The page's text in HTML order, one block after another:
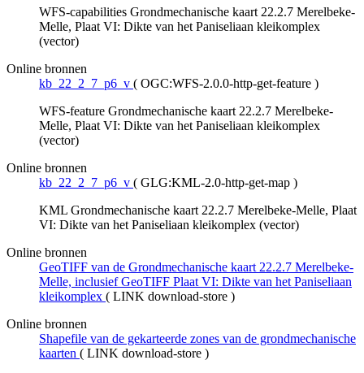
WFS-capabilities Grondmechanische kaart 22.2.7 Merelbeke-
Melle, Plaat VI: Dikte van het Paniseliaan kleikomplex
(vector)
Online bronnen
kb_22_2_7_p6_v ( OGC:WFS-2.0.0-http-get-feature )
WFS-feature Grondmechanische kaart 22.2.7 Merelbeke-
Melle, Plaat VI: Dikte van het Paniseliaan kleikomplex
(vector)
Online bronnen
kb_22_2_7_p6_v ( GLG:KML-2.0-http-get-map )
KML Grondmechanische kaart 22.2.7 Merelbeke-Melle, Plaat
VI: Dikte van het Paniseliaan kleikomplex (vector)
Online bronnen
GeoTIFF van de Grondmechanische kaart 22.2.7 Merelbeke-
Melle, inclusief GeoTIFF Plaat VI: Dikte van het Paniseliaan
kleikomplex ( LINK download-store )
Online bronnen
Shapefile van de gekarteerde zones van de grondmechanische
kaarten ( LINK download-store )